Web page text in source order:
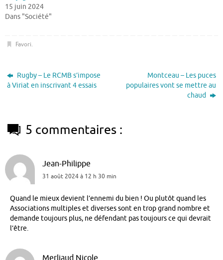
15 juin 2024
Dans "Société"
Favori.
Rugby – Le RCMB s’impose
à Viriat en inscrivant 4 essais
Montceau – Les puces
populaires vont se mettre au
chaud
5 commentaires :
Jean-Philippe
31 août 2024 à 12 h 30 min
Quand le mieux devient l’ennemi du bien ! Ou plutôt quand les
Associations multiples et diverses sont en trop grand nombre et
demande toujours plus, ne défendant pas toujours ce qui devrait
l’être.